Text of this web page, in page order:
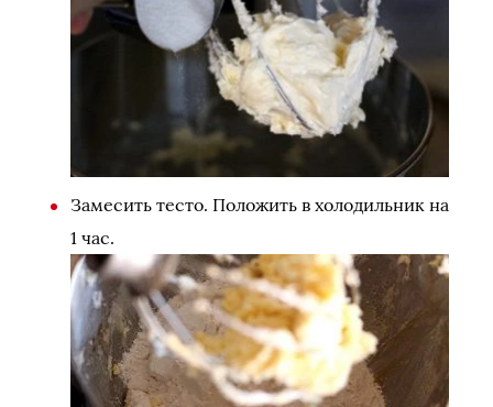
Замесить тесто. Положить в холодильник на
1 час.